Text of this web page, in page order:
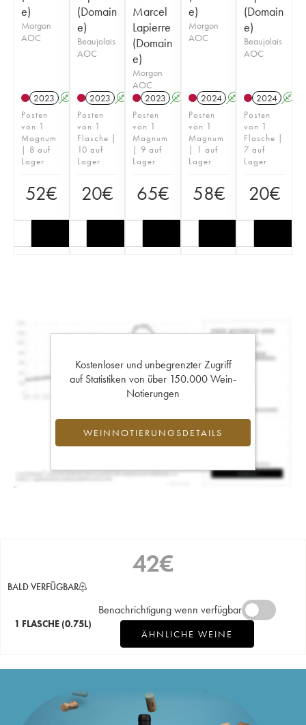
e)
Morgon
AOC
2023 A S
Posten
von 1
Magnum
| 8 auf
Lager
52€
(Domain
e)
Beaujolais
AOC
2023 A S
Posten
von 1
Flasche |
10 auf
Lager
20€
Marcel
Lapierre
(Domain
e)
Morgon
AOC
2023 A S
Posten
von 1
Magnum
| 9 auf
Lager
65€
e)
Morgon
AOC
2024 A S
Posten
von 1
Magnum
| 1 auf
Lager
58€
(Domain
e)
Beaujolais
AOC
2024 A
Posten
von 1
Flasche |
7 auf
Lager
20€
Kostenloser und unbegrenzter Zugriff
auf Statistiken von über 150.000 Wein-
Notierungen
WEINNOTIERUNGSDETAILS
BALD VERFÜGBAR
42€
1 FLASCHE (0.75L)
Benachrichtigung wenn verfügbar
ÄHNLICHE WEINE